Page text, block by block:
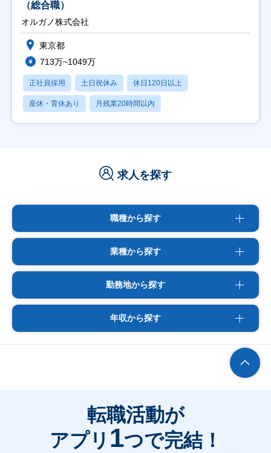
（総合職）
オルガノ株式会社
東京都
713万~1049万
正社員採用 土日祝休み 休日120日以上
産休・育休あり 月残業20時間以内
求人を探す
職種から探す
業種から探す
勤務地から探す
年収から探す
転職活動が
アプリ 1つで完結！